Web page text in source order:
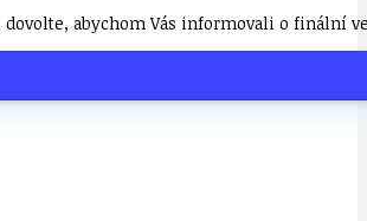
dovolte, abychom Vás informovali o finální